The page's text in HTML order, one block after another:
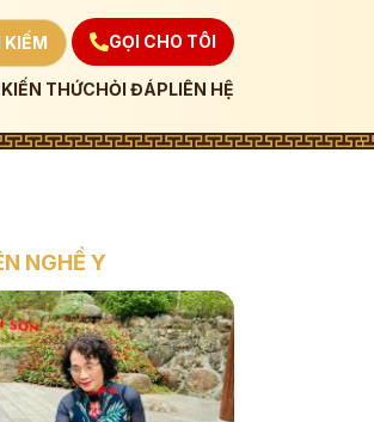
KIẾM GỌI CHO TÔI
KIẾN THỨCHỎI ĐÁPLIÊN HỆ
NGHỀ Y